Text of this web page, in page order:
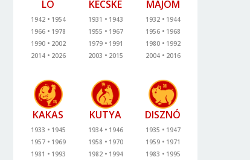
LÓ
1942
1954
1966
1978
1990
2002
2014
2026
KECSKE
1931
1943
1955
1967
1979
1991
2003
2015
MAJOM
1932
1944
1956
1968
1980
1992
2004
2016
KAKAS
1933
1945
1957
1969
1981
1993
KUTYA
1934
1946
1958
1970
1982
1994
DISZNÓ
1935
1947
1959
1971
1983
1995